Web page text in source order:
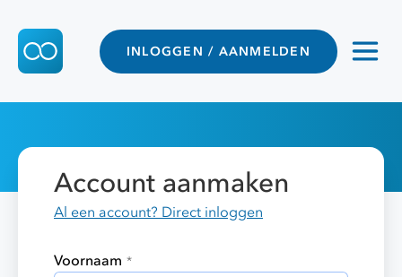
INLOGGEN / AANMELDEN
Account aanmaken
Al een account? Direct inloggen
Voornaam *